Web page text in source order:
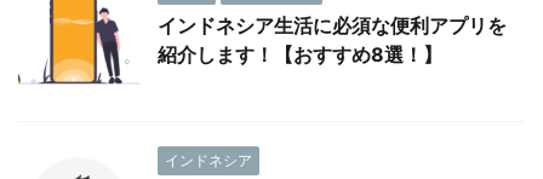
インドネシア生活に必須な便利アプリを
紹介します！【おすすめ8選！】
インドネシア